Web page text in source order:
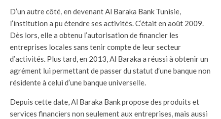
D’un autre côté, en devenant Al Baraka Bank Tunisie,
l’institution a pu étendre ses activités. C’était en août 2009.
Dès lors, elle a obtenu l’autorisation de financier les
entreprises locales sans tenir compte de leur secteur
d’activités. Plus tard, en 2013, Al Baraka a réussi à obtenir un
agrément lui permettant de passer du statut d’une banque non
résidente à celui d’une banque universelle.
Depuis cette date, Al Baraka Bank propose des produits et
services financiers non seulement aux entreprises, mais aussi